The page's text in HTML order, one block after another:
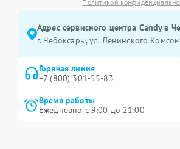
Политикой
Адрес сервисного центра Candy в
г. Чебоксары, ул. Ленинского
Горячая линия
+7 (800) 301-55-83
Время работы
Ежедневно с 9:00 до 21:00